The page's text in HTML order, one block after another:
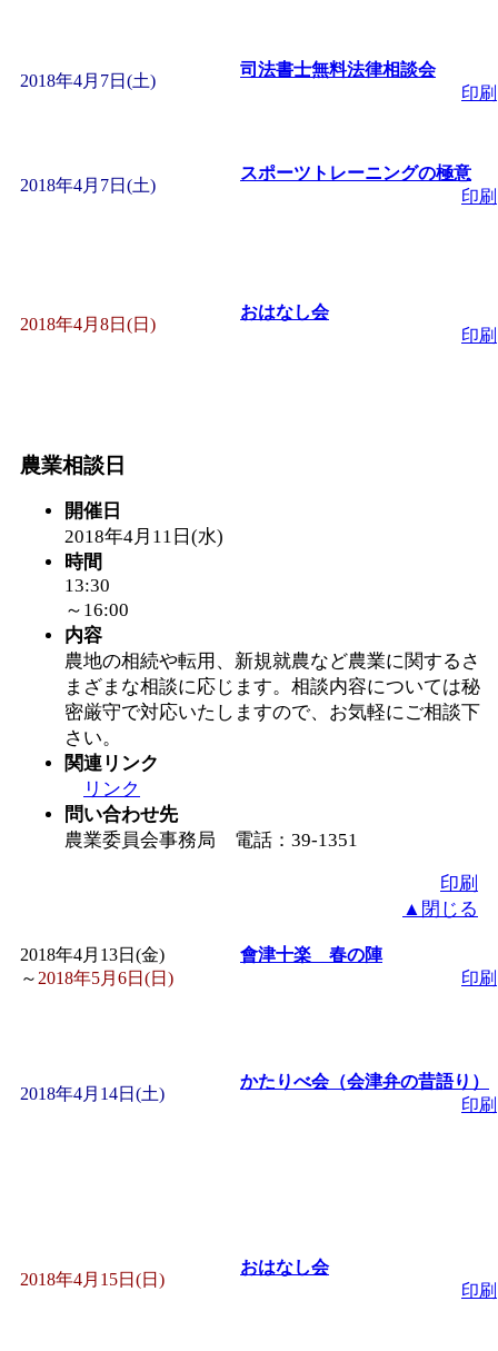
～」 受付期間：～
みなづる号乗車体
」
2018年4月7日(土)
司法書士無料法律相談会
印刷
2018年4月7日(土)
スポーツトレーニングの極意
印刷
2018年4月8日(日)
おはなし会
印刷
農業相談日
開催日
2018年4月11日(水)
時間
13:30
～16:00
内容
農地の相続や転用、新規就農など農業に関するさ
まざまな相談に応じます。相談内容については秘
密厳守で対応いたしますので、お気軽にご相談下
さい。
関連リンク
リンク
問い合わせ先
農業委員会事務局 電話：39-1351
印刷
▲閉じる
2018年4月13日(金)
～ 2018年5月6日(日)
會津十楽 春の陣
印刷
2018年4月14日(土)
かたりべ会（会津弁の昔語り）
印刷
2018年4月15日(日)
おはなし会
印刷